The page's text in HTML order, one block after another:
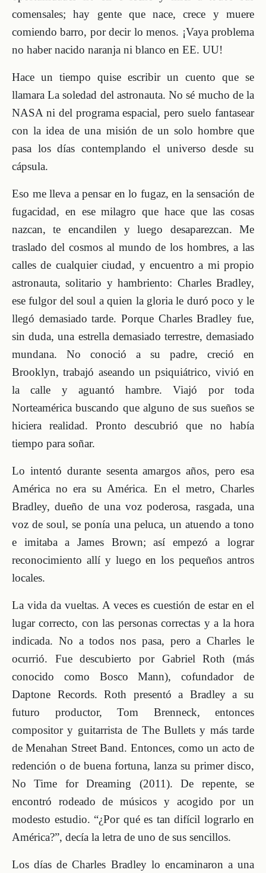
comensales; hay gente que nace, crece y muere
comiendo barro, por decir lo menos. ¡Vaya problema
no haber nacido naranja ni blanco en EE. UU!
Hace un tiempo quise escribir un cuento que se
llamara La soledad del astronauta. No sé mucho de la
NASA ni del programa espacial, pero suelo fantasear
con la idea de una misión de un solo hombre que
pasa los días contemplando el universo desde su
cápsula.
Eso me lleva a pensar en lo fugaz, en la sensación de
fugacidad, en ese milagro que hace que las cosas
nazcan, te encandilen y luego desaparezcan. Me
traslado del cosmos al mundo de los hombres, a las
calles de cualquier ciudad, y encuentro a mi propio
astronauta, solitario y hambriento: Charles Bradley,
ese fulgor del soul a quien la gloria le duró poco y le
llegó demasiado tarde. Porque Charles Bradley fue,
sin duda, una estrella demasiado terrestre, demasiado
mundana. No conoció a su padre, creció en
Brooklyn, trabajó aseando un psiquiátrico, vivió en
la calle y aguantó hambre. Viajó por toda
Norteamérica buscando que alguno de sus sueños se
hiciera realidad. Pronto descubrió que no había
tiempo para soñar.
Lo intentó durante sesenta amargos años, pero esa
América no era su América. En el metro, Charles
Bradley, dueño de una voz poderosa, rasgada, una
voz de soul, se ponía una peluca, un atuendo a tono
e imitaba a James Brown; así empezó a lograr
reconocimiento allí y luego en los pequeños antros
locales.
La vida da vueltas. A veces es cuestión de estar en el
lugar correcto, con las personas correctas y a la hora
indicada. No a todos nos pasa, pero a Charles le
ocurrió. Fue descubierto por Gabriel Roth (más
conocido como Bosco Mann), cofundador de
Daptone Records. Roth presentó a Bradley a su
futuro productor, Tom Brenneck, entonces
compositor y guitarrista de The Bullets y más tarde
de Menahan Street Band. Entonces, como un acto de
redención o de buena fortuna, lanza su primer disco,
No Time for Dreaming (2011). De repente, se
encontró rodeado de músicos y acogido por un
modesto estudio. “¿Por qué es tan difícil lograrlo en
América?”, decía la letra de uno de sus sencillos.
Los días de Charles Bradley lo encaminaron a una